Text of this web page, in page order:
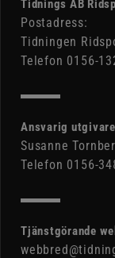
Tidnings AB
Postadress:
Tidningen
Telefon 0156-
Ansvarig utgivare
Susanne
Telefon 0156-
Tjänstgörande